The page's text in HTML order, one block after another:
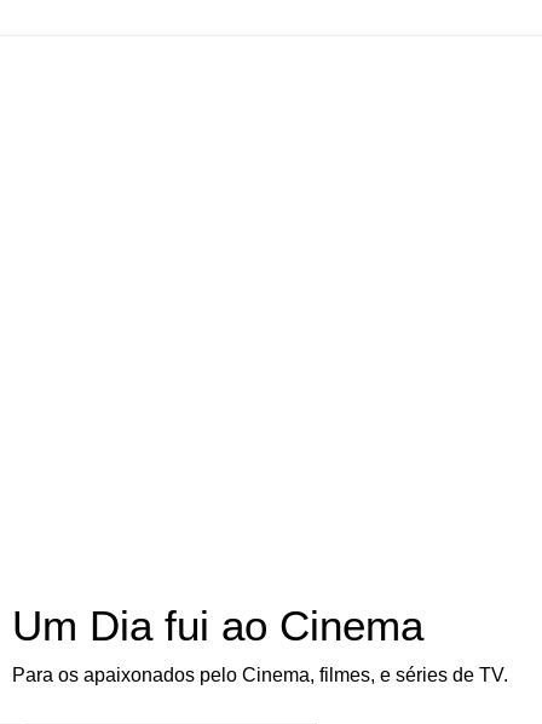
Um Dia fui ao Cinema
Para os apaixonados pelo Cinema, filmes, e séries de TV.